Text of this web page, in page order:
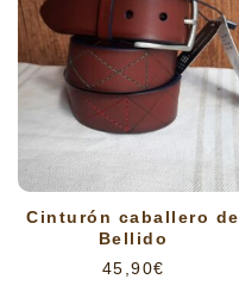
Cinturón caballero de
Bellido
45,90€